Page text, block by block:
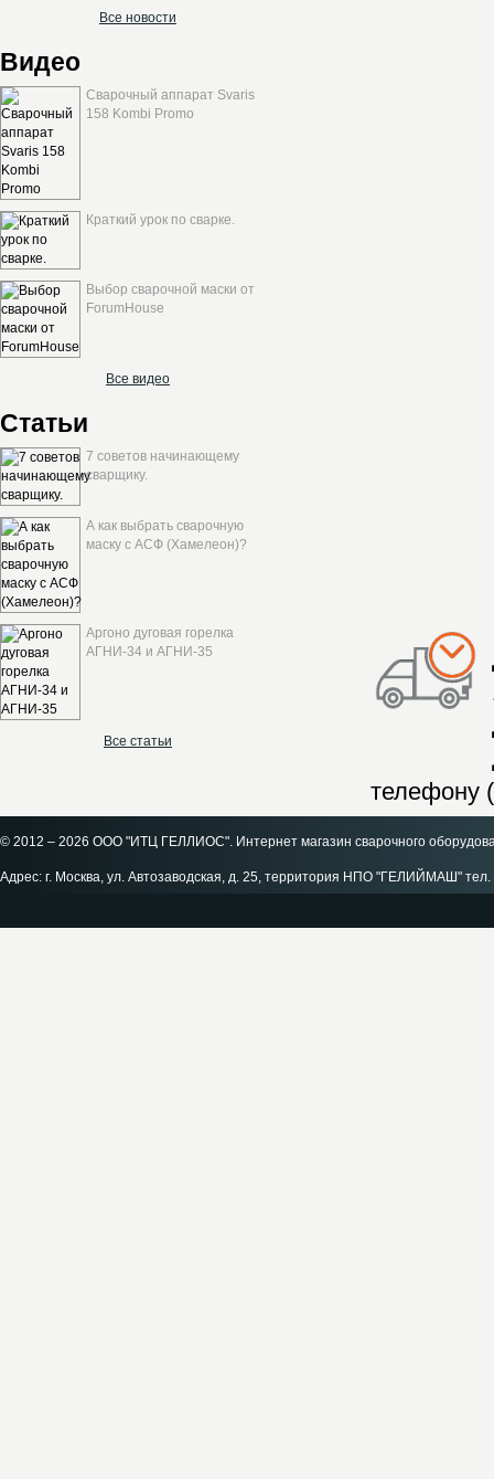
Все новости
Видео
Сварочный аппарат Svaris
158 Kombi Promo
Краткий урок по сварке.
Выбор сварочной маски от
ForumHouse
Все видео
Статьи
7 советов начинающему
сварщику.
А как выбрать сварочную
маску с АСФ (Хамелеон)?
Аргоно дуговая горелка
АГНИ-34 и АГНИ-35
Все статьи
телефону
© 2012 – 2026 ООО "ИТЦ ГЕЛЛИОС". Интернет магазин сварочного
Адрес: г. Москва, ул. Автозаводская, д. 25, территория НПО "ГЕЛИЙМАШ"